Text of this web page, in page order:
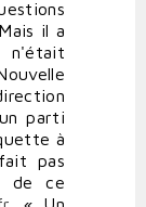
il a
n'était
parti
à
pas
de ce